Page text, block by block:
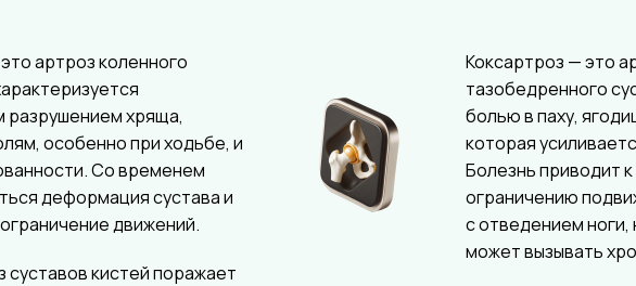
артроз коленного
разрушением хряща,
особенно при ходьбе, и
Со временем
деформация сустава и
движений.
кистей поражает
Коксартроз — это
тазобедренного
болью в паху,
которая
Болезнь приводит
ограничению
с отведением
может вызывать